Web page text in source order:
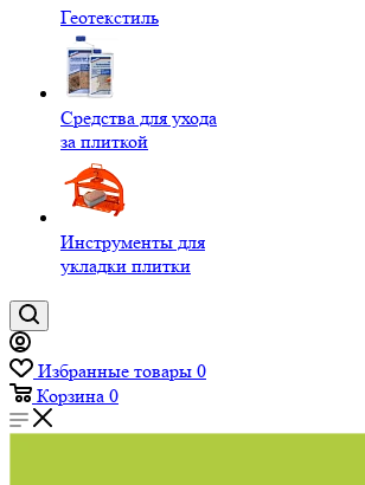
Геотекстиль
Средства для ухода
за плиткой
Инструменты для
укладки плитки
Избранные товары 0
Корзина 0